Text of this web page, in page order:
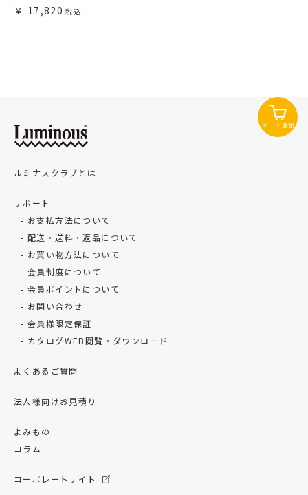
17,820
カート追加
ルミナスクラブとは
サポート
お支払方法について
配送・送料・返品について
お買い物方法について
会員制度について
会員ポイントについて
お問い合わせ
会員様限定保証
カタログWEB閲覧・ダウンロード
よくあるご質問
法人様向けお見積り
よみもの
コラム
コーポレートサイト